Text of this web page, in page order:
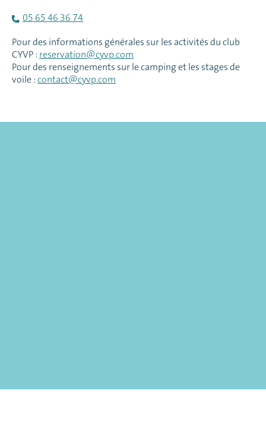
05 65 46 36 74
Pour des informations générales sur les activités du club
CYVP :reservation@cyvp.com
Pour des renseignements sur le camping et les stages de
voile :contact@cyvp.com